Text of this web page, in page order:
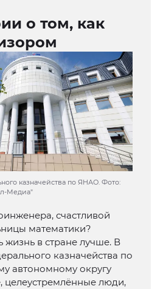
о том, как
казначейства по ЯНАО. Фото:
Медиа"
счастливой
математики?
жизнь в стране лучше. В
казначейства по
автономному округу
целеустремлённые люди,